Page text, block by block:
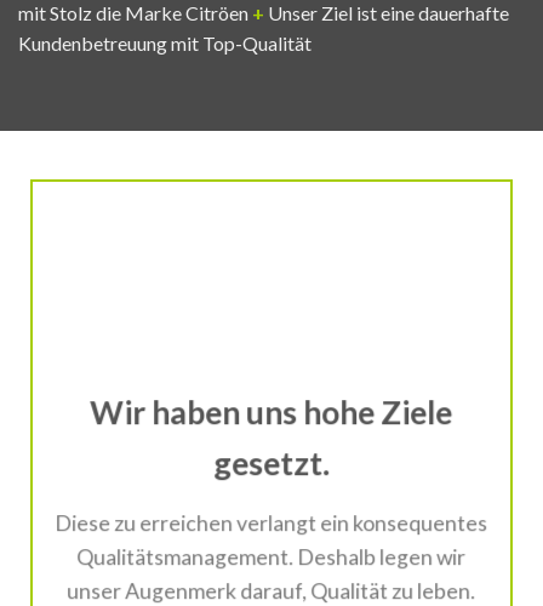
mit Stolz die Marke Citröen + Unser Ziel ist eine dauerhafte
Kundenbetreuung mit Top-Qualität
Wir haben uns hohe Ziele
gesetzt.
Diese zu erreichen verlangt ein konsequentes
Qualitätsmanagement. Deshalb legen wir
unser Augenmerk darauf, Qualität zu leben.